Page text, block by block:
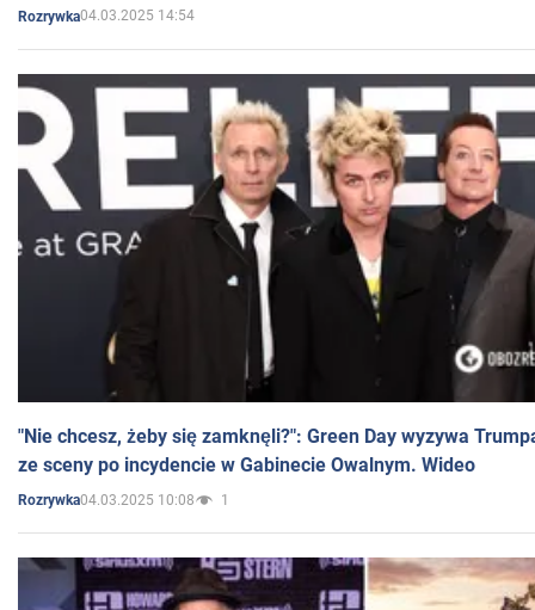
Rozrywka04.03.2025 14:54
"Nie chcesz, żeby się zamknęli?": Green Day wyzywa
ze sceny po incydencie w Gabinecie Owalnym. Wideo
Rozrywka04.03.2025 10:08 1